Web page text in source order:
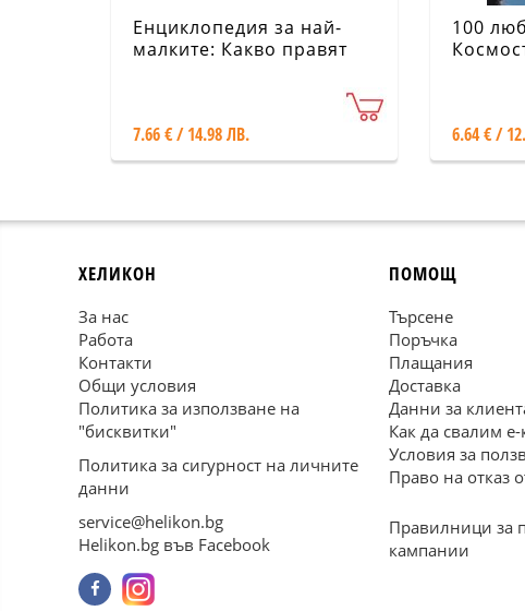
Енциклопедия за най-
малките: Какво правят
7.66 € / 14.98 ЛВ.
100
6.64 € /
ХЕЛИКОН
За нас
Работа
Контакти
Общи условия
Политика за използване на
"бисквитки"
Политика за сигурност на личните
данни
service@helikon.bg
Helikon.bg във Facebook
ПОМОЩ
Търсене
Поръчка
Плащания
Доставка
Данни за
Как да свалим
Условия за
Право на отказ
Правилници за
кампании